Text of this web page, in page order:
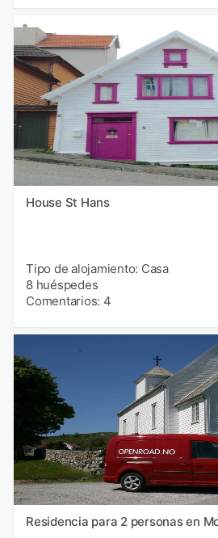
House St Hans
Tipo de alojamiento: Casa
8 huéspedes
Comentarios: 4
Residencia para 2 personas en